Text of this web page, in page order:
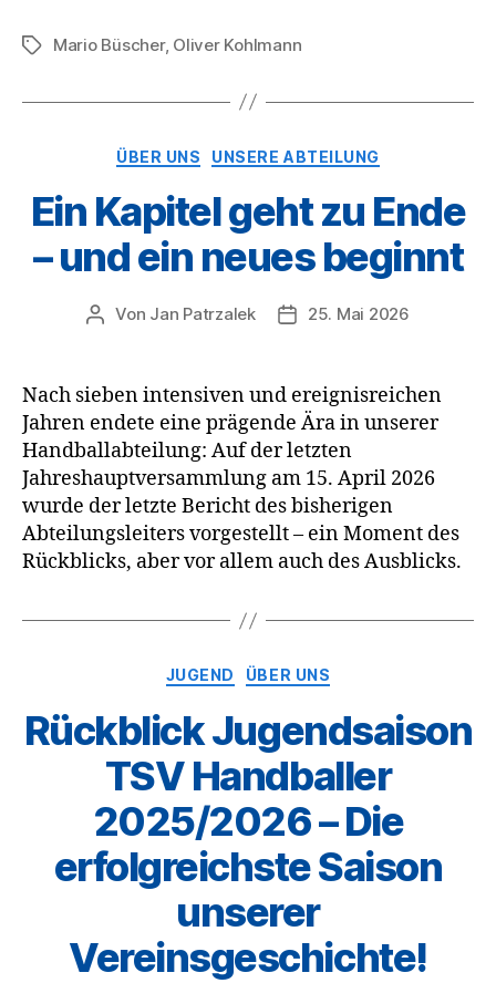
Schlagwörter
Mario Büscher, Oliver Kohlmann
Kategorien
ÜBER UNS UNSERE ABTEILUNG
Ein Kapitel geht zu Ende
– und ein neues beginnt
Beitragsautor
Von Jan Patrzalek Veröffentlichungsdatum
25. Mai 2026
Nach sieben intensiven und ereignisreichen
Jahren endete eine prägende Ära in unserer
Handballabteilung: Auf der letzten
Jahreshauptversammlung am 15. April 2026
wurde der letzte Bericht des bisherigen
Abteilungsleiters vorgestellt – ein Moment des
Rückblicks, aber vor allem auch des Ausblicks.
Kategorien
JUGEND ÜBER UNS
Rückblick Jugendsaison
TSV Handballer
2025/2026 – Die
erfolgreichste Saison
unserer
Vereinsgeschichte!